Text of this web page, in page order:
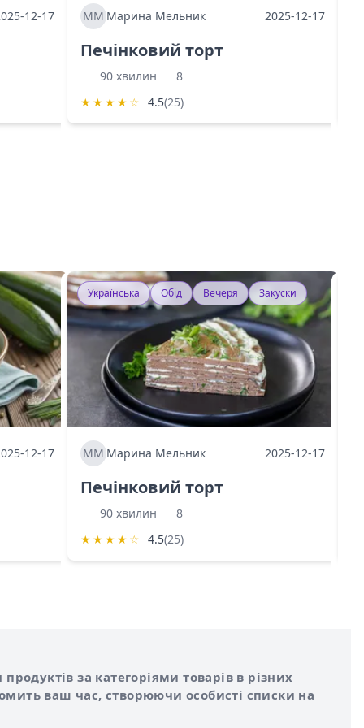
12-17 МММарина Мельник 2025-12-17
Печінковий торт
90 хвилин
8
★ ★ ★ ★ ☆ 4.5(25)
12-17
Українська Обід Вечеря Закуски
МММарина Мельник 2025-12-17
Печінковий торт
90 хвилин
8
★ ★ ★ ★ ☆ 4.5(25)
за категоріями товарів в різних
ваш час, створюючи особисті списки на